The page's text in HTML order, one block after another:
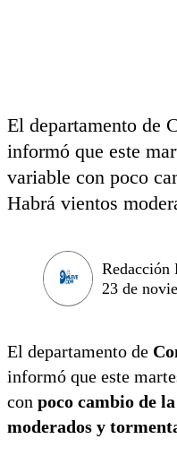
El departamento de
informó que este
variable con poco
Habrá vientos
Redacción
23 de
El departamento de
informó que este
con poco cambio de
moderados y